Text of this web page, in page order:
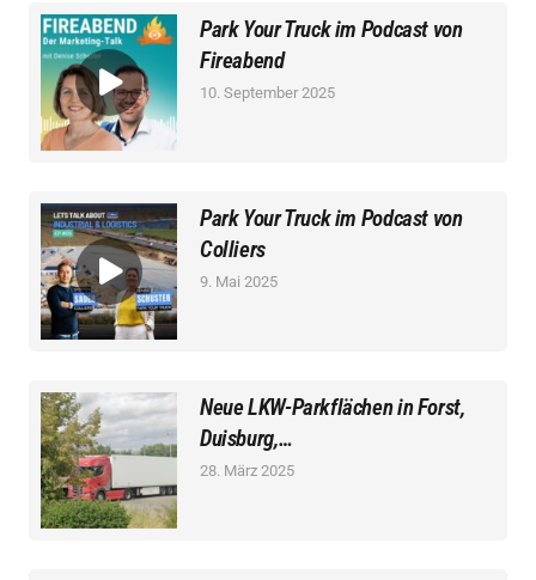
Park Your Truck im Podcast von
Fireabend
10. September 2025
Park Your Truck im Podcast von
Colliers
9. Mai 2025
Neue LKW-Parkflächen in Forst,
Duisburg,…
28. März 2025